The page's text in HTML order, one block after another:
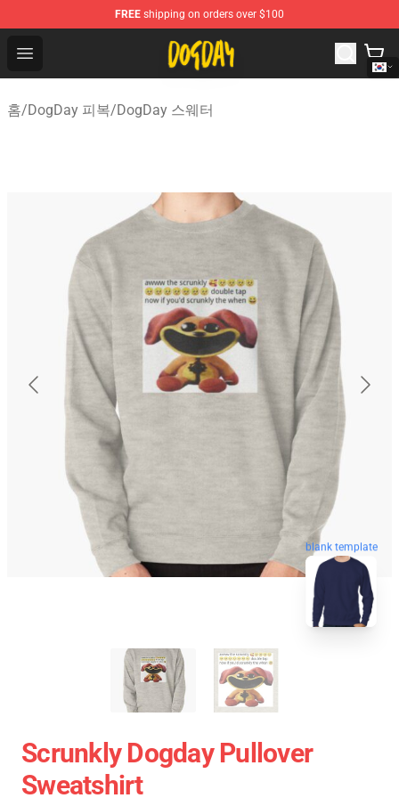
FREE shipping on orders over $100
Open menu
DogDay Store - Official DogDay Merchandise Shop
홈/DogDay 피복/DogDay 스웨터
blank template
Scrunkly Dogday Pullover
Sweatshirt